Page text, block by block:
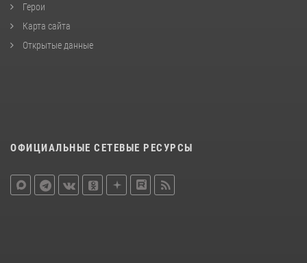
Герои
Карта сайта
Открытые данные
ОФИЦИАЛЬНЫЕ СЕТЕВЫЕ РЕСУРСЫ